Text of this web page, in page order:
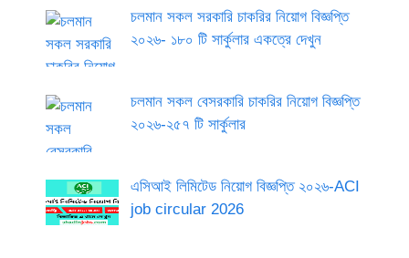
চলমান সকল সরকারি চাকরির নিয়োগ বিজ্ঞপ্তি
২০২৬- ১৮০ টি সার্কুলার একত্রে দেখুন
চলমান সকল বেসরকারি চাকরির নিয়োগ বিজ্ঞপ্তি
২০২৬-২৫৭ টি সার্কুলার
এসিআই লিমিটেড নিয়োগ বিজ্ঞপ্তি ২০২৬-ACI
job circular 2026